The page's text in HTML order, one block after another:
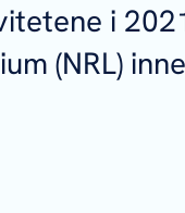
i
(NRL)